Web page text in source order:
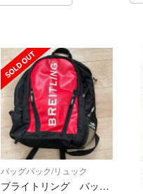
バッグパック/リュック
ブライトリング バックパック リュック